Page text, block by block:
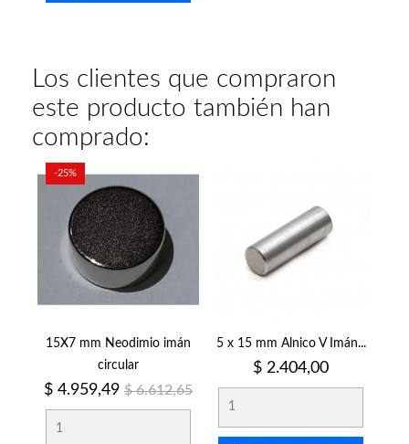
Los clientes que compraron
este producto también han
comprado:
15X7 mm Neodimio imán
circular
Precio
$ 4.959,49 Precio
regular
$ 6.612,65
-25%
5 x 15 mm Alnico V Imán...
Precio
$ 2.404,00